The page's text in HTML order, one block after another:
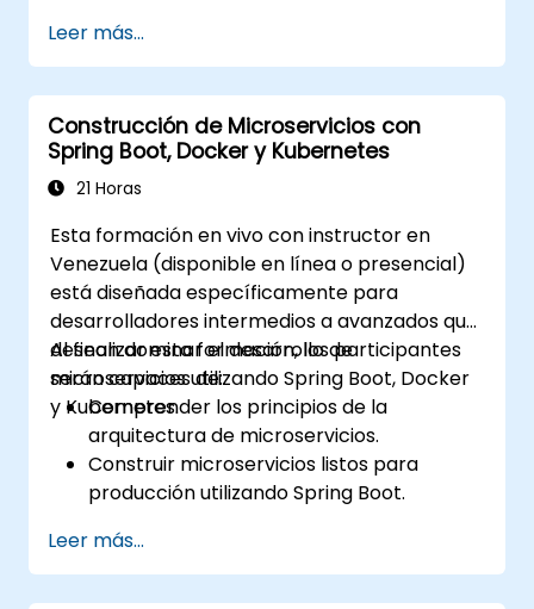
Implementar aplicaciones multipropósito
en la nube utilizando Docker y
Kubernetes.
Ejecutar pruebas de aplicación en
microservicios.
Leer más...
Construcción de Microservicios con
Spring Boot, Docker y Kubernetes
21 Horas
Esta formación en vivo con instructor en
Venezuela (disponible en línea o presencial)
está diseñada específicamente para
desarrolladores intermedios a avanzados que
desean dominar el desarrollo de
microservicios utilizando Spring Boot, Docker
y Kubernetes.
Al finalizar esta formación, los participantes
serán capaces de:
Comprender los principios de la
arquitectura de microservicios.
Construir microservicios listos para
producción utilizando Spring Boot.
Docker en la contenedorización de
microservicios.
Leer más...